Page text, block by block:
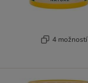
4 možností